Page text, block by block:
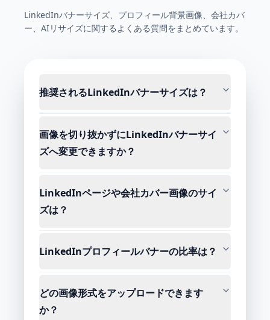
LinkedInバナーサイズ、プロフィール背景画像、会社カバ
ー、AIリサイズに関するよくある質問をまとめています。
推奨されるLinkedInバナーサイズは？
画像を切り抜かずにLinkedInバナーサイ
ズへ変更できますか？
LinkedInページや会社カバー画像のサイ
ズは？
LinkedInプロフィールバナーの比率は？
どの画像形式をアップロードできます
か？